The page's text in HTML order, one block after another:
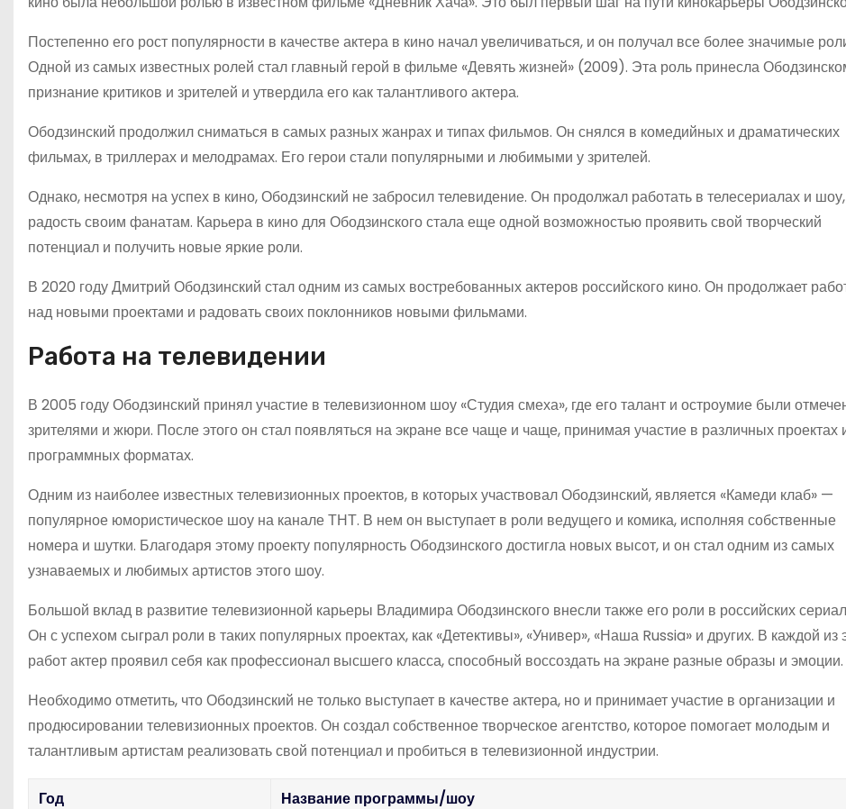
Постепенно его рост популярности в качестве актера в кино начал увеличиваться, и он получал все более значимые
Одной из самых известных ролей стал главный герой в фильме «Девять жизней» (2009). Эта роль принесла
признание критиков и зрителей и утвердила его как талантливого актера.
Ободзинский продолжил сниматься в самых разных жанрах и типах фильмов. Он снялся в комедийных и драматических
фильмах, в триллерах и мелодрамах. Его герои стали популярными и любимыми у зрителей.
Однако, несмотря на успех в кино, Ободзинский не забросил телевидение. Он продолжал работать в телесериалах и
радость своим фанатам. Карьера в кино для Ободзинского стала еще одной возможностью проявить свой творческий
потенциал и получить новые яркие роли.
В 2020 году Дмитрий Ободзинский стал одним из самых востребованных актеров российского кино. Он продолжает
над новыми проектами и радовать своих поклонников новыми фильмами.
Работа на телевидении
В 2005 году Ободзинский принял участие в телевизионном шоу «Студия смеха», где его талант и остроумие были
зрителями и жюри. После этого он стал появляться на экране все чаще и чаще, принимая участие в различных проектах
программных форматах.
Одним из наиболее известных телевизионных проектов, в которых участвовал Ободзинский, является «Камеди клаб» —
популярное юмористическое шоу на канале ТНТ. В нем он выступает в роли ведущего и комика, исполняя собственные
номера и шутки. Благодаря этому проекту популярность Ободзинского достигла новых высот, и он стал одним из самых
узнаваемых и любимых артистов этого шоу.
Большой вклад в развитие телевизионной карьеры Владимира Ободзинского внесли также его роли в российских
Он с успехом сыграл роли в таких популярных проектах, как «Детективы», «Универ», «Наша Russia» и других. В каждой из
работ актер проявил себя как профессионал высшего класса, способный воссоздать на экране разные образы и эмоции.
Необходимо отметить, что Ободзинский не только выступает в качестве актера, но и принимает участие в организации и
продюсировании телевизионных проектов. Он создал собственное творческое агентство, которое помогает молодым и
талантливым артистам реализовать свой потенциал и пробиться в телевизионной индустрии.
Год Название программы/шоу